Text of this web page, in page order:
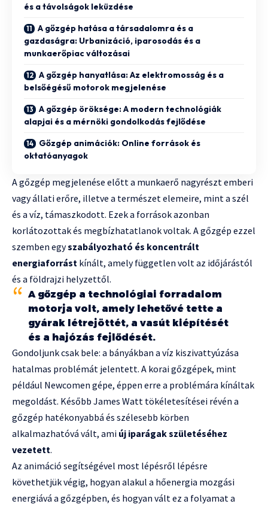
és a távolságok leküzdése
A gőzgép hatása a társadalomra és a
gazdaságra: Urbanizáció, iparosodás és a
munkaerőpiac változásai
A gőzgép hanyatlása: Az elektromosság és a
belsőégésű motorok megjelenése
A gőzgép öröksége: A modern technológiák
alapjai és a mérnöki gondolkodás fejlődése
Gőzgép animációk: Online források és
oktatóanyagok
A gőzgép megjelenése előtt a munkaerő nagyrészt emberi
vagy állati erőre, illetve a természet elemeire, mint a szél
és a víz, támaszkodott. Ezek a források azonban
korlátozottak és megbízhatatlanok voltak. A gőzgép ezzel
szemben egyszabályozható és koncentrált
energiaforrást kínált, amely független volt az időjárástól
és a földrajzi helyzettől.
A gőzgép a technológiai forradalom
motorja volt, amely lehetővé tette a
gyárak létrejöttét, a vasút kiépítését
és a hajózás fejlődését.
Gondoljunk csak bele: a bányákban a víz kiszivattyúzása
hatalmas problémát jelentett. A korai gőzgépek, mint
például Newcomen gépe, éppen erre a problémára kínáltak
megoldást. Később James Watt tökéletesítései révén a
gőzgép hatékonyabbá és szélesebb körben
alkalmazhatóvá vált, ami új iparágak születéséhez
vezetett.
Az animáció segítségével most lépésről lépésre
követhetjük végig, hogyan alakul a hőenergia mozgási
energiává a gőzgépben, és hogyan vált ez a folyamat a